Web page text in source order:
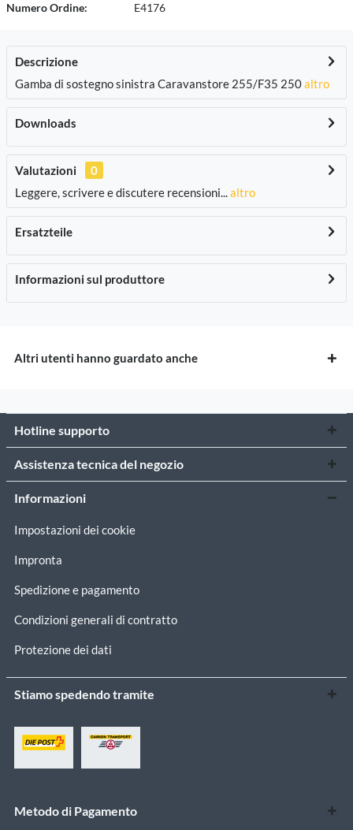
Numero Ordine: E4176
Descrizione
Gamba di sostegno sinistra Caravanstore 255/F35 250altro
Downloads
Valutazioni
0
Leggere, scrivere e discutere recensioni...altro
Ersatzteile
Informazioni sul produttore
Altri utenti hanno guardato anche
Hotline supporto
Assistenza tecnica del negozio
Informazioni
Impostazioni dei cookie
Impronta
Spedizione e pagamento
Condizioni generali di contratto
Protezione dei dati
Stiamo spedendo tramite
Metodo di Pagamento